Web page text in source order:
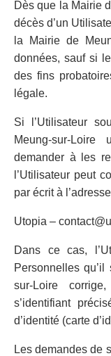
Dès que la Mairie
décès d’un
la Mairie de
données, sauf si
des fins
légale.
Si l’Utilisateur
Meung-sur-
demander à les
l’Utilisateur peut
par écrit à
Utopia –
Dans ce cas,
Personnelles
sur-Loire
s’identifiant
d’identité (carte
Les demandes de